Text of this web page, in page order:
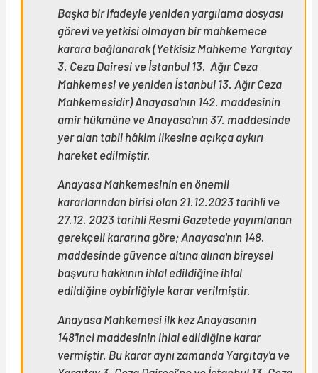
Başka bir ifadeyle yeniden yargılama dosyası
görevi ve yetkisi olmayan bir mahkemece
karara bağlanarak (Yetkisiz Mahkeme Yargıtay
3. Ceza Dairesi ve İstanbul 13. Ağır Ceza
Mahkemesi ve yeniden İstanbul 13. Ağır Ceza
Mahkemesidir) Anayasa'nın 142. maddesinin
amir hükmüne ve Anayasa'nın 37. maddesinde
yer alan tabii hâkim ilkesine açıkça aykırı
hareket edilmiştir.
Anayasa Mahkemesinin en önemli
kararlarından birisi olan 21.12.2023 tarihli ve
27.12. 2023 tarihli Resmi Gazetede yayımlanan
gerekçeli kararına göre; Anayasa'nın 148.
maddesinde güvence altına alınan bireysel
başvuru hakkının ihlal edildiğine ihlal
edildiğine oybirliğiyle karar verilmiştir.
Anayasa Mahkemesi ilk kez Anayasanın
148'inci maddesinin ihlal edildiğine karar
vermiştir. Bu karar aynı zamanda Yargıtay'a ve